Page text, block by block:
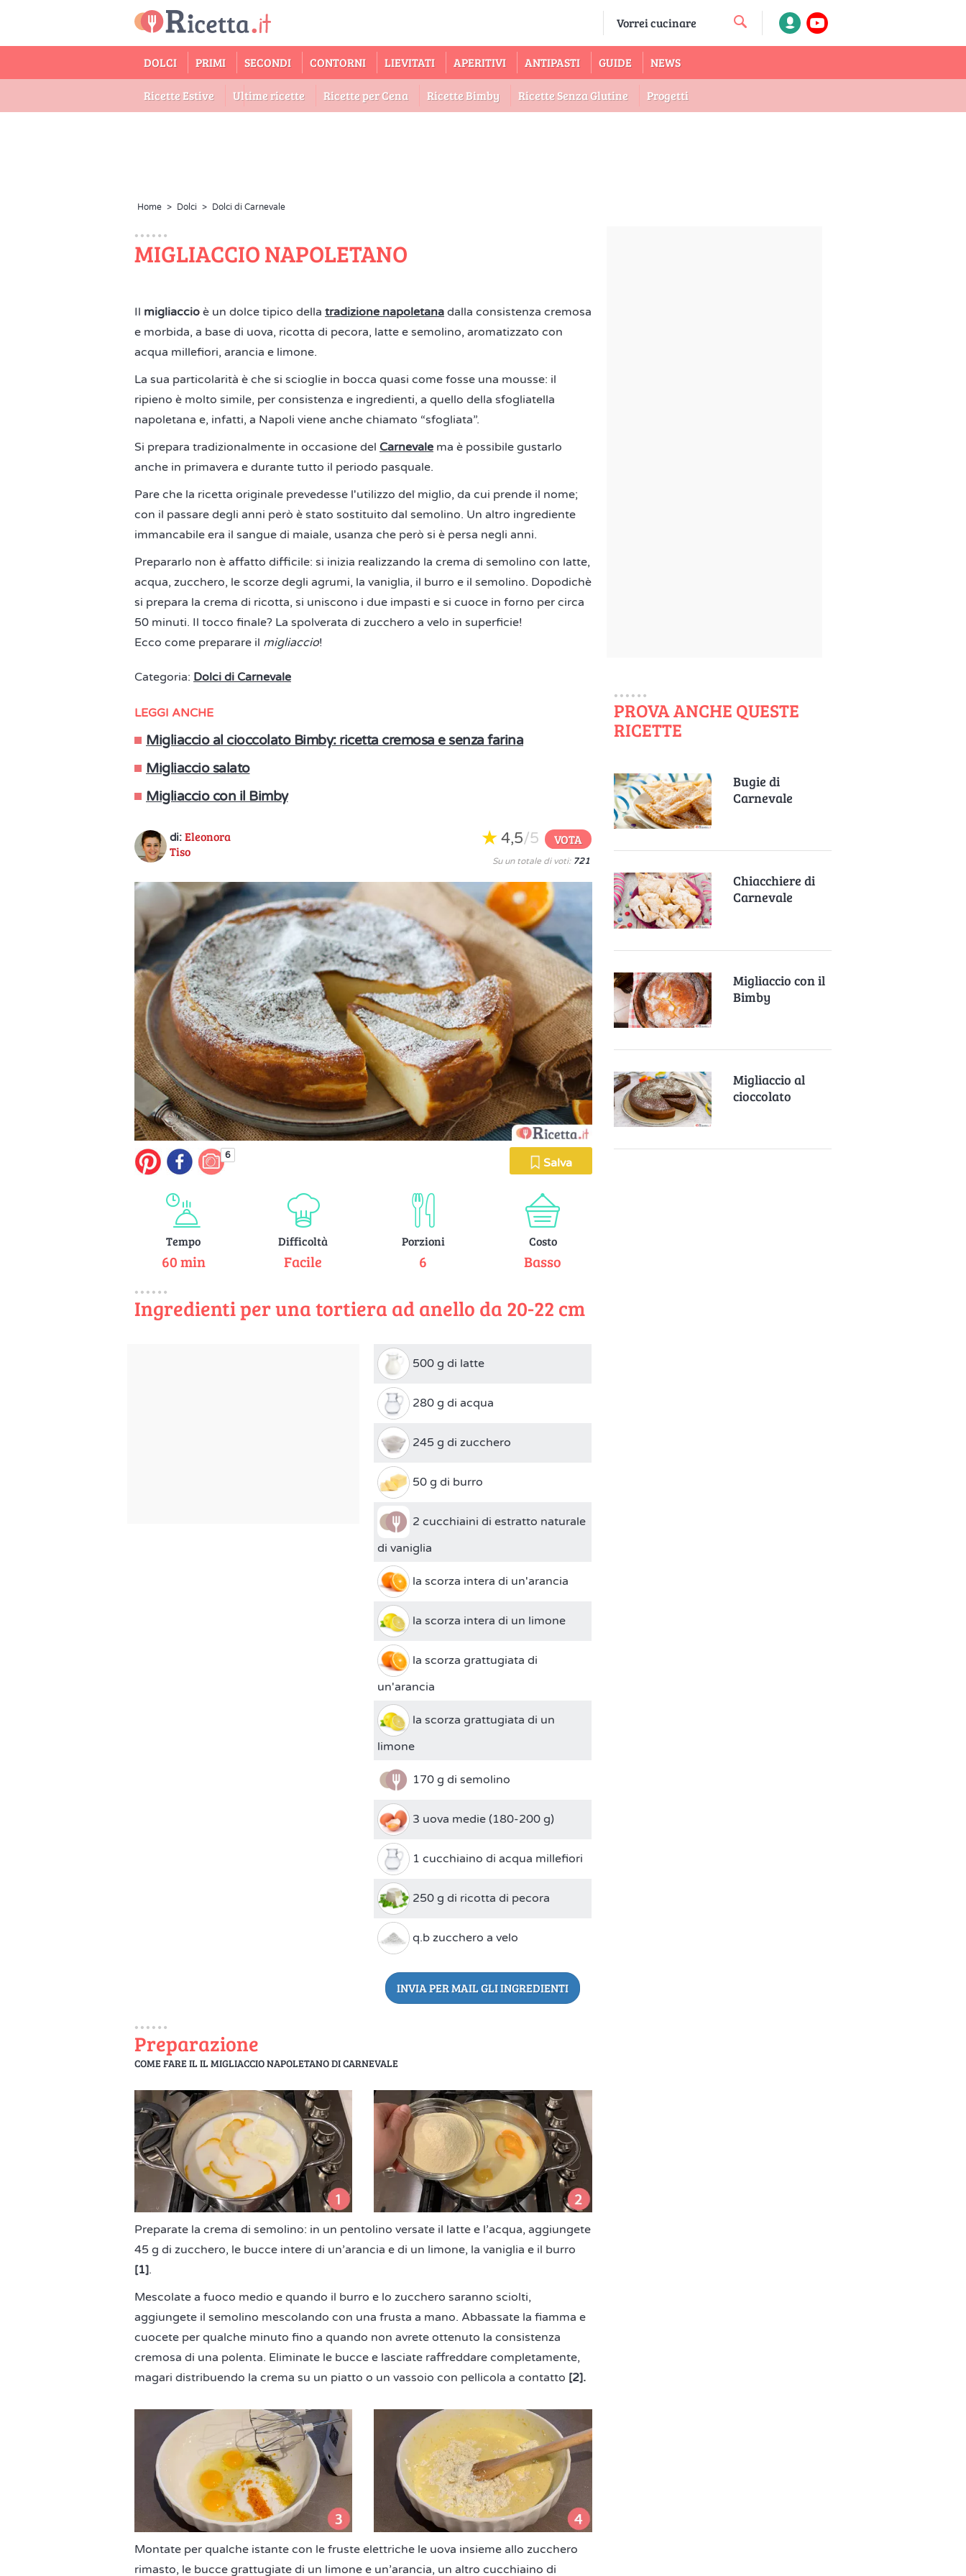
DOLCI PRIMI SECONDI CONTORNI LIEVITATI APERITIVI ANTIPASTI GUIDE NEWS
Ricette Estive Ultime ricette Ricette per Cena Ricette Bimby Ricette Senza Glutine Progetti
Home > Dolci > Dolci di Carnevale
MIGLIACCIO NAPOLETANO
Il migliaccio è un dolce tipico della tradizione napoletana dalla consistenza cremosa
e morbida, a base di uova, ricotta di pecora, latte e semolino, aromatizzato con
acqua millefiori, arancia e limone.
La sua particolarità è che si scioglie in bocca quasi come fosse una mousse: il
ripieno è molto simile, per consistenza e ingredienti, a quello della sfogliatella
napoletana e, infatti, a Napoli viene anche chiamato “sfogliata”.
Si prepara tradizionalmente in occasione del Carnevale ma è possibile gustarlo
anche in primavera e durante tutto il periodo pasquale.
Pare che la ricetta originale prevedesse l'utilizzo del miglio, da cui prende il nome;
con il passare degli anni però è stato sostituito dal semolino. Un altro ingrediente
immancabile era il sangue di maiale, usanza che però si è persa negli anni.
Prepararlo non è affatto difficile: si inizia realizzando la crema di semolino con latte,
acqua, zucchero, le scorze degli agrumi, la vaniglia, il burro e il semolino. Dopodichè
si prepara la crema di ricotta, si uniscono i due impasti e si cuoce in forno per circa
50 minuti. Il tocco finale? La spolverata di zucchero a velo in superficie!
Ecco come preparare il migliaccio!
Categoria: Dolci di Carnevale
LEGGI ANCHE
Migliaccio al cioccolato Bimby: ricetta cremosa e senza farina
Migliaccio salato
Migliaccio con il Bimby
di: Eleonora
Tiso
4,5/5 VOTA
Su un totale di voti: 721
6
Salva
Tempo
60 min
Difficoltà
Facile
Porzioni
6
Costo
Basso
Ingredienti per una tortiera ad anello da 20-22 cm
500 g di latte
280 g di acqua
245 g di zucchero
50 g di burro
2 cucchiaini di estratto naturale
di vaniglia
la scorza intera di un'arancia
la scorza intera di un limone
la scorza grattugiata di
un'arancia
la scorza grattugiata di un
limone
170 g di semolino
3 uova medie (180-200 g)
1 cucchiaino di acqua millefiori
250 g di ricotta di pecora
q.b zucchero a velo
INVIA PER MAIL GLI INGREDIENTI
Preparazione
COME FARE IL IL MIGLIACCIO NAPOLETANO DI CARNEVALE
Preparate la crema di semolino: in un pentolino versate il latte e l’acqua, aggiungete
45 g di zucchero, le bucce intere di un’arancia e di un limone, la vaniglia e il burro
[1].
Mescolate a fuoco medio e quando il burro e lo zucchero saranno sciolti,
aggiungete il semolino mescolando con una frusta a mano. Abbassate la fiamma e
cuocete per qualche minuto fino a quando non avrete ottenuto la consistenza
cremosa di una polenta. Eliminate le bucce e lasciate raffreddare completamente,
magari distribuendo la crema su un piatto o un vassoio con pellicola a contatto [2].
Montate per qualche istante con le fruste elettriche le uova insieme allo zucchero
rimasto, le bucce grattugiate di un limone e un’arancia, un altro cucchiaino di
PROVA ANCHE QUESTE
RICETTE
Bugie di
Carnevale
Chiacchiere di
Carnevale
Migliaccio con il
Bimby
Migliaccio al
cioccolato